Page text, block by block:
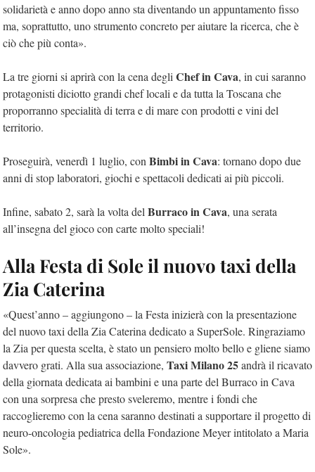
solidarietà e anno dopo anno sta diventando un appuntamento fisso
ma, soprattutto, uno strumento concreto per aiutare la ricerca, che è
ciò che più conta».
La tre giorni si aprirà con la cena degli Chef in Cava, in cui saranno
protagonisti diciotto grandi chef locali e da tutta la Toscana che
proporranno specialità di terra e di mare con prodotti e vini del
territorio.
Proseguirà, venerdì 1 luglio, con Bimbi in Cava: tornano dopo due
anni di stop laboratori, giochi e spettacoli dedicati ai più piccoli.
Infine, sabato 2, sarà la volta del Burraco in Cava, una serata
all’insegna del gioco con carte molto speciali!
Alla Festa di Sole il nuovo taxi della
Zia Caterina
«Quest’anno – aggiungono – la Festa inizierà con la presentazione
del nuovo taxi della Zia Caterina dedicato a SuperSole. Ringraziamo
la Zia per questa scelta, è stato un pensiero molto bello e gliene siamo
davvero grati. Alla sua associazione, Taxi Milano 25andrà il ricavato
della giornata dedicata ai bambini e una parte del Burraco in Cava
con una sorpresa che presto sveleremo, mentre i fondi che
raccoglieremo con la cena saranno destinati a supportare il progetto di
neuro-oncologia pediatrica della Fondazione Meyer intitolato a Maria
Sole».